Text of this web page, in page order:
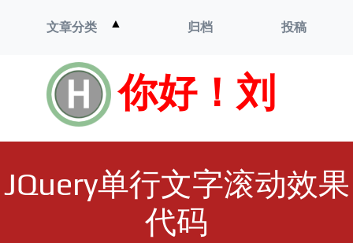
你好！刘
文章分类 ▲
单
归档 投稿
JQuery单行文字滚动效果
代码